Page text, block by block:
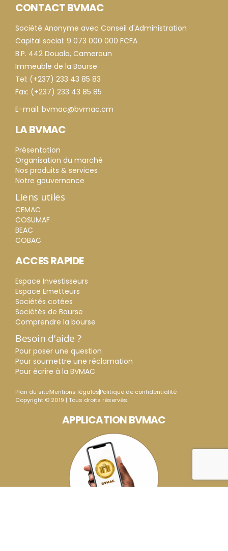
CONTACT BVMAC
Société Anonyme avec Conseil d'Administration
Capital social: 9 073 000 000 FCFA
B.P. 442 Douala, Cameroun
Immeuble de la Bourse
Tel: (+237) 233 43 85 83
Fax: (+237) 233 43 85 85
E-mail: bvmac@bvmac.cm
LA BVMAC
Présentation
Organisation du marché
Nos produits & services
Notre gouvernance
Liens utiles
CEMAC
COSUMAF
BEAC
COBAC
ACCES RAPIDE
Espace Investisseurs
Espace Emetteurs
Sociétés cotées
Sociétés de Bourse
Comprendre la bourse
Besoin d'aide ?
Pour poser une question
Pour soumettre une réclamation
Pour écrire à la BVMAC
Plan du siteMentions légalesPolitique de confidentialité
Copyright © 2019 | Tous droits réservés.
APPLICATION BVMAC